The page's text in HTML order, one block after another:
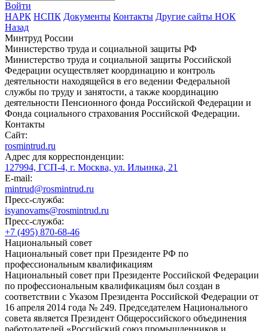
Войти
НАРК НСПК Документы Контакты Другие сайты НОК
Назад
Минтруд России
Министерство труда и социальной защиты РФ
Министерство труда и социальной защиты Российской
Федерации осуществляет координацию и контроль
деятельности находящейся в его ведении Федеральной
службы по труду и занятости, а также координацию
деятельности Пенсионного фонда Российской Федерации и
Фонда социального страхования Российской Федерации.
Контакты
Сайт:
rosmintrud.ru
Адрес для корреспонденции:
127994, ГСП-4, г. Москва, ул. Ильинка, 21
E-mail:
mintrud@rosmintrud.ru
Пресс-служба:
isyanovams@rosmintrud.ru
Пресс-служба:
+7 (495) 870-68-46
Национальный совет
Национальный совет при Президенте РФ по
профессиональным квалификациям
Национальный совет при Президенте Российской Федерации
по профессиональным квалификациям был создан в
соответствии с Указом Президента Российской Федерации от
16 апреля 2014 года № 249. Председателем Национального
совета является Президент Общероссийского объединения
работодателей «Российский союз промышленников и